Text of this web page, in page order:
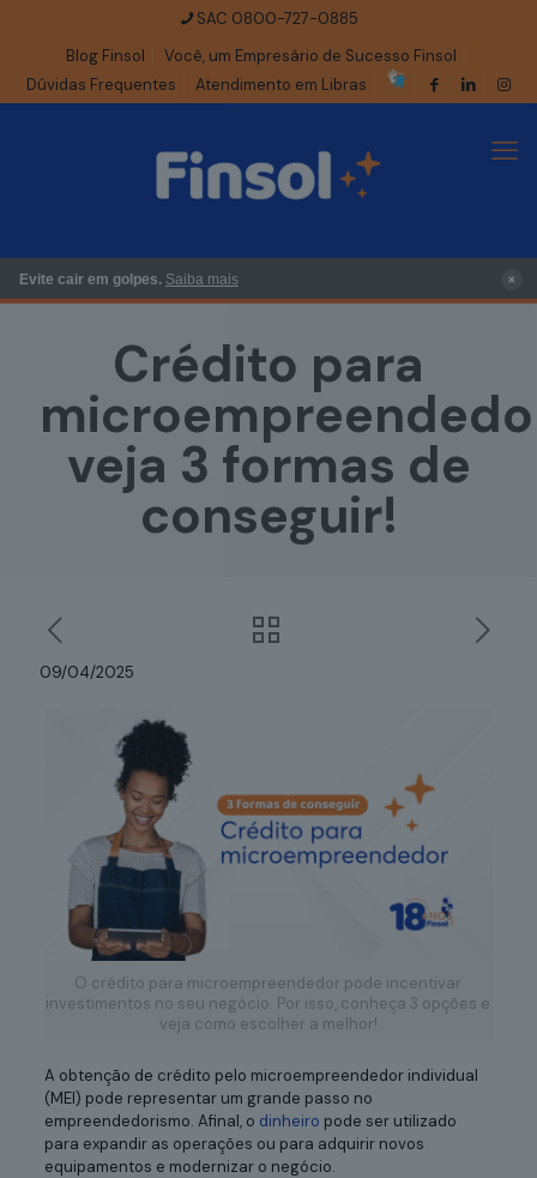
SAC 0800-727-0885
Blog Finsol
Você, um Empresário de Sucesso Finsol
Dúvidas Frequentes
Atendimento em Libras
Evite cair em golpes. Saiba mais ×
Crédito para
veja 3 formas de
conseguir!
09/04/2025
O crédito para microempreendedor pode incentivar
investimentos no seu negócio. Por isso, conheça 3 opções e
veja como escolher a melhor!
A obtenção de crédito pelo microempreendedor individual
(MEI) pode representar um grande passo no
empreendedorismo. Afinal, o dinheiro pode ser utilizado
para expandir as operações ou para adquirir novos
equipamentos e modernizar o negócio.